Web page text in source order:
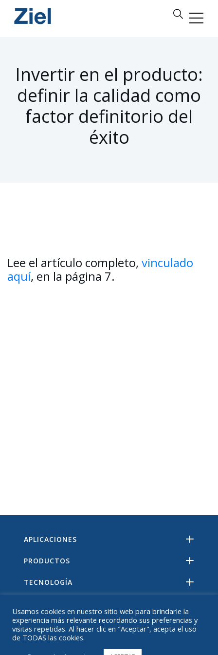
Invertir en el producto:
definir la calidad como
factor definitorio del
éxito
Lee el artículo completo, vinculado
aquí, en la página 7.
APLICACIONES
PRODUCTOS
TECNOLOGÍA
ACERCA DE
Usamos cookies en nuestro sitio web para brindarle la
experiencia más relevante recordando sus preferencias y
visitas repetidas. Al hacer clic en "Aceptar", acepta el uso
de TODAS las cookies.